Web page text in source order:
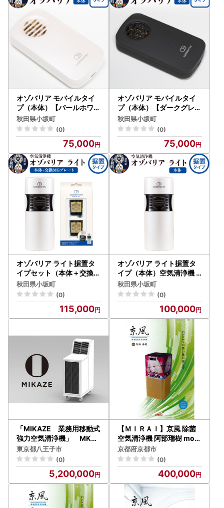
オゾバリア モバイルタイ
プ（本体）【パールホワイ
ト】空気清浄機 雑貨 日用
品 秋田県 小坂町
秋田県小坂町
(0)
75,000
オゾバリア モバイルタイ
プ（本体）【ダークグレー
】空気清浄機 雑貨 日用品
秋田県 小坂町
秋田県小坂町
(0)
75,000
オゾバリア ライト据置タ
イプセット（本体＋交換M
Gプレート）空気清浄機 雑
貨 日用品 秋田県 小坂町
秋田県小坂町
(0)
115,000
オゾバリア ライト据置タ
イプ（本体）空気清浄機
雑貨 日用品 秋田県 小坂町
秋田県小坂町
(0)
100,000
「MIKAZE 業務用移動式
強力空気清浄機」 MKZ-
MLVD （HYPERモデル
）
東京都八王子市
(0)
5,200,000
【ＭＩＲＡＩ】京風 除菌
空気清浄機 阿部瑞樹 mod
el-3
京都府京都市
(0)
400,000